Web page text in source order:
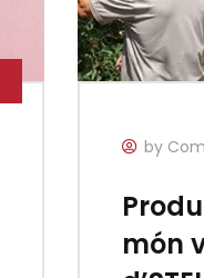
by
món